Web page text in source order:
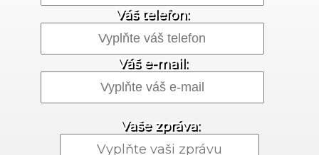
Váš telefon:
Váš e-mail:
Vaše zpráva: